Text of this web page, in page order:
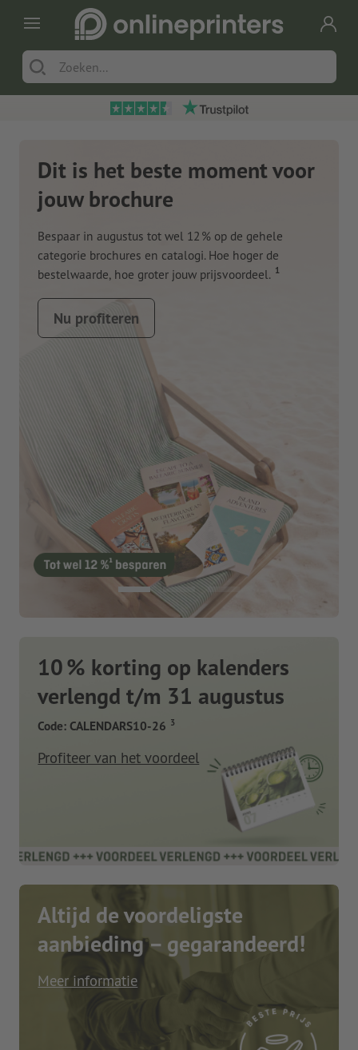
Dit is het beste moment voor
jouw brochure
Bespaar in augustus tot wel 12 % op de gehele
categorie brochures en catalogi. Hoe hoger de
bestelwaarde, hoe groter jouw prijsvoordeel. 1
Nu profiteren
10 % korting op kalenders
verlengd t/m 31 augustus
Code: CALENDARS10-26 3
Profiteer van het voordeel
Altijd de voordeligste
aanbieding – gegarandeerd!
Meer informatie